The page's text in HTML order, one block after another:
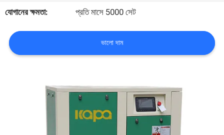
সাথে
যোগাযোগ
যোগানের ক্ষমতা:
প্রতি মাসে 5000 সেট
ভালো দাম